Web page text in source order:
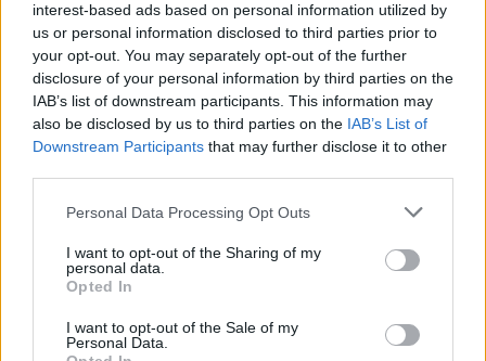
interest-based ads based on personal information utilized by
us or personal information disclosed to third parties prior to
your opt-out. You may separately opt-out of the further
disclosure of your personal information by third parties on the
IAB’s list of downstream participants. This information may
also be disclosed by us to third parties on the IAB’s List of
Downstream Participants that may further disclose it to other
Please note that this website/app uses one or more Google
not limited to your visit or usage behaviour. You may click to
grant or deny consent to Google and its third-party tags to
use your data for below specified purposes in below Google
consent section.
Personal Data Processing Opt Outs
I want to opt-out of the Sharing of my
personal data.
Opted In
I want to opt-out of the Sale of my
Personal Data.
Pełny harmonogram rozgrywek dostępny jest tutaj:IV liga
podkarpacka - terminarz.
Informacje o składach i strzelcach
W miarę dostępności danych, publikujemyskłady wyjściowe,
rezerwowych, zmiany oraz listę strzelców bramek. Informacje te
aktualizujemy zależnie od poziomu ligi i dostępnych źródeł.
Śledź mecze swojej drużyny
Jeśli jesteś kibicem klubu Bieszczady Ustrzyki Dolne lub Izolator
Boguchwała - zaglądaj tutaj częściej. Nasz serwis regularnie dostarcza
informacje oterminach meczów, wynikach, transferach i newsach
klubowych.
PodkarpacieLive.pl to największa baza
bądź na bieżąco z wydarzeniami z boisk!